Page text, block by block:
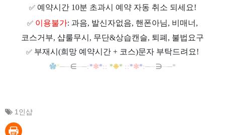
✅ 예약시간 10분 초과시 예약 자동 취소 되세요!
✅ 이용불가: 과음, 발신자없음, 핸폰아님, 비매너,
코스거부, 샵룰무시, 무단&상습캔슬, 퇴폐, 불법요구
✅ 부재시(희망 예약시간 + 코스)문자 부탁드려요!
✿*──∈──: *✼* :: *❉* :: *✼* :──∋──*
1인샵